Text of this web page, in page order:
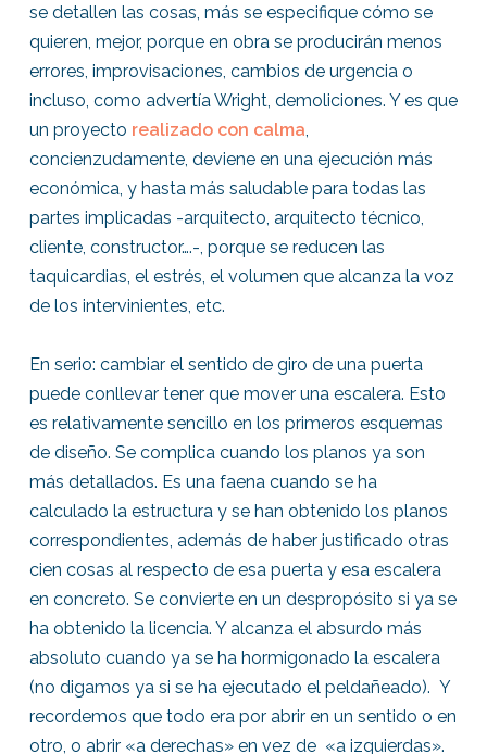
se detallen las cosas, más se especifique cómo se
quieren, mejor, porque en obra se producirán menos
errores, improvisaciones, cambios de urgencia o
incluso, como advertía Wright, demoliciones. Y es que
un proyecto realizado con calma,
concienzudamente, deviene en una ejecución más
económica, y hasta más saludable para todas las
partes implicadas -arquitecto, arquitecto técnico,
cliente, constructor….-, porque se reducen las
taquicardias, el estrés, el volumen que alcanza la voz
de los intervinientes, etc.
En serio: cambiar el sentido de giro de una puerta
puede conllevar tener que mover una escalera. Esto
es relativamente sencillo en los primeros esquemas
de diseño. Se complica cuando los planos ya son
más detallados. Es una faena cuando se ha
calculado la estructura y se han obtenido los planos
correspondientes, además de haber justificado otras
cien cosas al respecto de esa puerta y esa escalera
en concreto. Se convierte en un despropósito si ya se
ha obtenido la licencia. Y alcanza el absurdo más
absoluto cuando ya se ha hormigonado la escalera
(no digamos ya si se ha ejecutado el peldañeado). Y
recordemos que todo era por abrir en un sentido o en
otro, o abrir «a derechas» en vez de «a izquierdas».